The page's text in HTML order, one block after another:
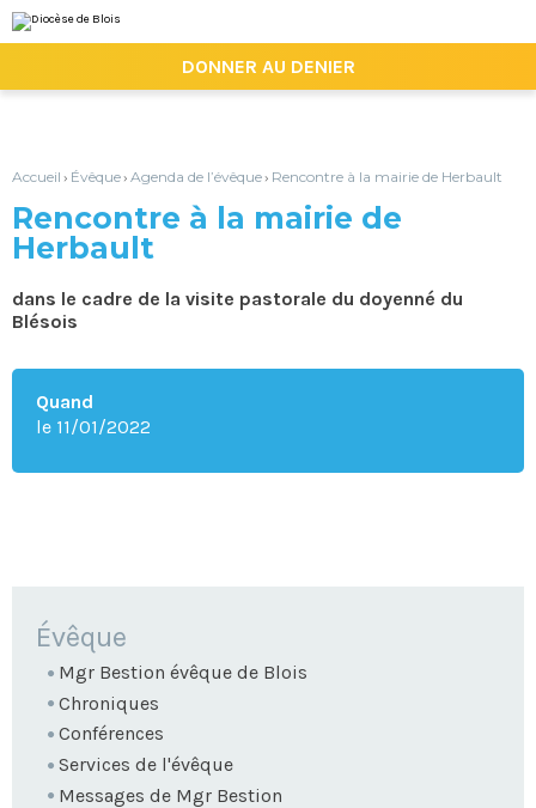
au
contenu.
la
personnels
DONNER AU DENIER
Accueil › Évêque› Agenda de l’évêque› Rencontre à la mairie de Herbault
Rencontre à la mairie de
Herbault
dans le cadre de la visite pastorale du doyenné du
Blésois
Quand
le 11/01/2022
NAVIGATION
Évêque
Mgr Bestion évêque de Blois
Chroniques
Conférences
Services de l'évêque
Messages de Mgr Bestion